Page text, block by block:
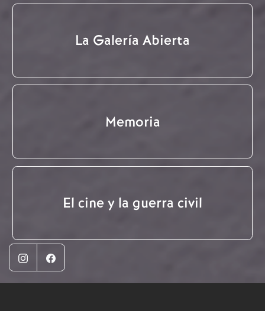
La Galería Abierta
Memoria
El cine y la guerra civil
InstagramFacebook